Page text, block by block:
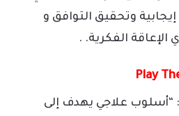
وتحقيق التوافق و
الإعاقة الفكرية. .
“أسلوب علاجي يهدف إلى